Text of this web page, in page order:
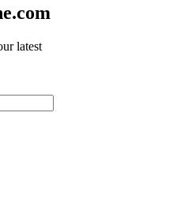
latest